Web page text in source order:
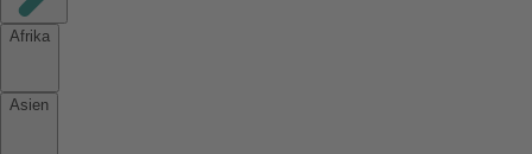
Afrika
Asien